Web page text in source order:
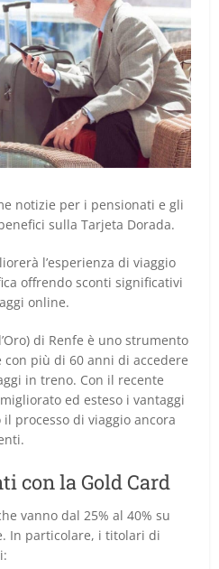
notizie per i pensionati e gli
sulla Tarjeta Dorada.
l’esperienza di viaggio
offrendo sconti significativi
online.
di Renfe è uno strumento
più di 60 anni di accedere
in treno. Con il recente
ed esteso i vantaggi
processo di viaggio ancora
con la Gold Card
vanno dal 25% al 40% su
In particolare, i titolari di